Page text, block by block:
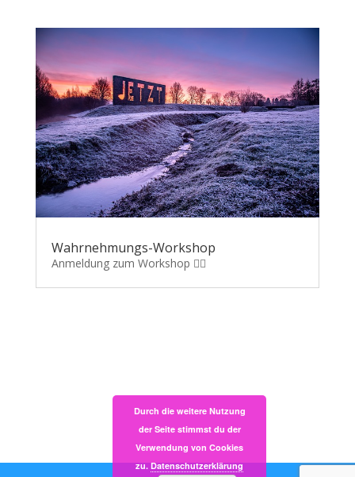
Wahrnehmungs-Workshop
Anmeldung zum Workshop 👉🏽
Durch die weitere Nutzung
der Seite stimmst du der
Verwendung von Cookies
zu.Datenschutzerklärung